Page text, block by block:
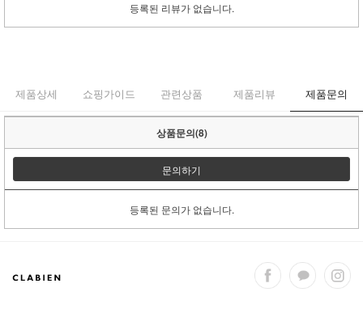
등록된 리뷰가 없습니다.
제품상세 쇼핑가이드 관련상품 제품리뷰 제품문의
상품문의(8)
문의하기
등록된 문의가 없습니다.